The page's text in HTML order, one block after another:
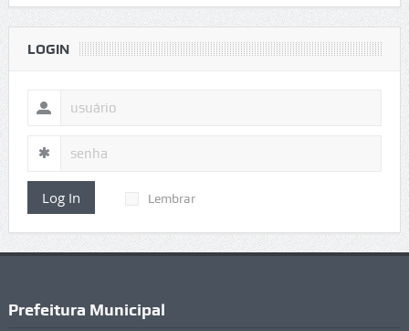
LOGIN
Log In Lembrar
Prefeitura Municipal